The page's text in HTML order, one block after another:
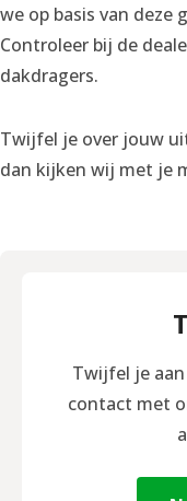
we op basis van deze
Controleer bij de
dakdragers.
Twijfel je over jouw
dan kijken wij met je
Twijfel je
contact met